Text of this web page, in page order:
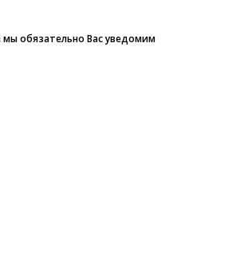
обязательно Вас уведомим